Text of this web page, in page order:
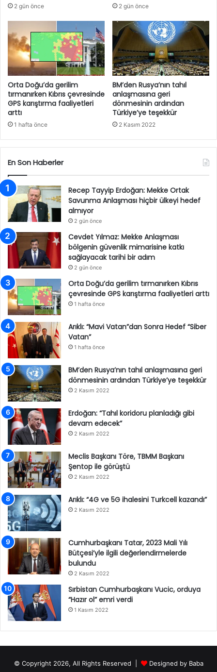
2 gün önce 2 gün önce
Orta Doğu’da gerilim
tırmanırken Kıbrıs çevresinde
GPS karıştırma faaliyetleri
arttı
1 hafta önce
BM’den Rusya’nın tahıl
anlaşmasına geri
dönmesinin ardından
Türkiye’ye teşekkür
2 Kasım 2022
En Son Haberler
Recep Tayyip Erdoğan: Mekke Ortak
Savunma Anlaşması hiçbir ülkeyi hedef
almıyor
2 gün önce
Cevdet Yılmaz: Mekke Anlaşması
bölgenin güvenlik mimarisine katkı
sağlayacak tarihi bir adım
2 gün önce
Orta Doğu’da gerilim tırmanırken Kıbrıs
çevresinde GPS karıştırma faaliyetleri arttı
1 hafta önce
Arıklı: “Mavi Vatan”dan Sonra Hedef “Siber
Vatan”
1 hafta önce
BM’den Rusya’nın tahıl anlaşmasına geri
dönmesinin ardından Türkiye’ye teşekkür
2 Kasım 2022
Erdoğan: “Tahıl koridoru planladığı gibi
devam edecek”
2 Kasım 2022
Meclis Başkanı Töre, TBMM Başkanı
Şentop ile görüştü
2 Kasım 2022
Arıklı: “4G ve 5G ihalesini Turkcell kazandı”
2 Kasım 2022
Cumhurbaşkanı Tatar, 2023 Mali Yılı
Bütçesi’yle ilgili değerlendirmelerde
bulundu
2 Kasım 2022
Sırbistan Cumhurbaşkanı Vucic, orduya
“Hazır ol” emri verdi
1 Kasım 2022
© Copyright 2026, All Rights Reserved | Designed by Baba